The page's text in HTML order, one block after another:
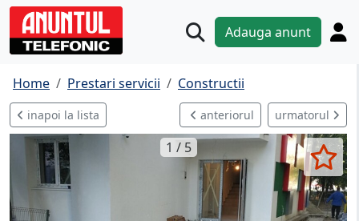
Adauga anunt
Home Prestari servicii Constructii
inapoi la lista anteriorul urmatorul
1 / 5